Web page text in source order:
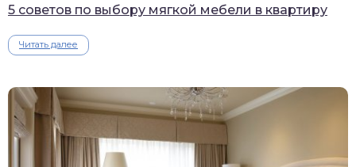
5 советов по выбору мягкой мебели в квартиру
Читать далее